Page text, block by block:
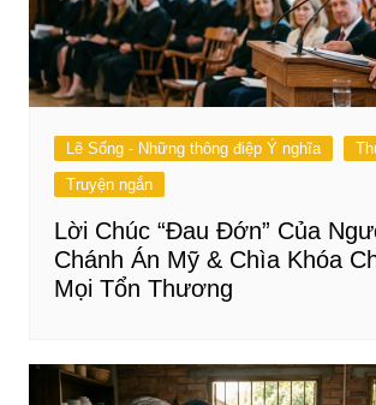
Lẽ Sống - Những thông điệp Ý nghĩa
Truyện ngắn
Lời Chúc “Đau Đớn” Của
Chánh Án Mỹ & Chìa Khóa
Mọi Tổn Thương